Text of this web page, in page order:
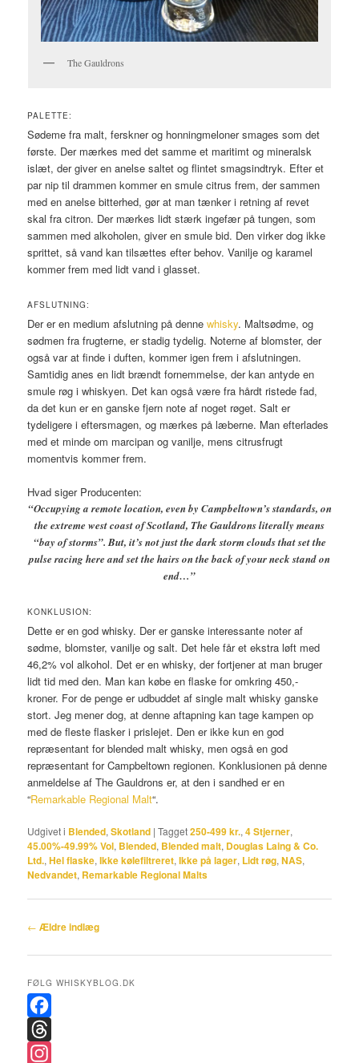
The Gauldrons
PALETTE:
Sødeme fra malt, ferskner og honningmeloner smages som det
første. Der mærkes med det samme et maritimt og mineralsk
islæt, der giver en anelse saltet og flintet smagsindtryk. Efter et
par nip til drammen kommer en smule citrus frem, der sammen
med en anelse bitterhed, gør at man tænker i retning af revet
skal fra citron. Der mærkes lidt stærk ingefær på tungen, som
sammen med alkoholen, giver en smule bid. Den virker dog ikke
sprittet, så vand kan tilsættes efter behov. Vanilje og karamel
kommer frem med lidt vand i glasset.
AFSLUTNING:
Der er en medium afslutning på dennewhisky. Maltsødme, og
sødmen fra frugterne, er stadig tydelig. Noterne af blomster, der
også var at finde i duften, kommer igen frem i afslutningen.
Samtidig anes en lidt brændt fornemmelse, der kan antyde en
smule røg i whiskyen. Det kan også være fra hårdt ristede fad,
da det kun er en ganske fjern note af noget røget. Salt er
tydeligere i eftersmagen, og mærkes på læberne. Man efterlades
med et minde om marcipan og vanilje, mens citrusfrugt
momentvis kommer frem.
Hvad siger Producenten:
“Occupying a remote location, even by Campbeltown’s standards, on
the extreme west coast of Scotland, The Gauldrons literally means
“bay of storms”. But, it’s not just the dark storm clouds that set the
pulse racing here and set the hairs on the back of your neck stand on
end…”
KONKLUSION:
Dette er en god whisky. Der er ganske interessante noter af
sødme, blomster, vanilje og salt. Det hele får et ekstra løft med
46,2% vol alkohol. Det er en whisky, der fortjener at man bruger
lidt tid med den. Man kan købe en flaske for omkring 450,-
kroner. For de penge er udbuddet af single malt whisky ganske
stort. Jeg mener dog, at denne aftapning kan tage kampen op
med de fleste flasker i prislejet. Den er ikke kun en god
repræsentant for blended malt whisky, men også en god
repræsentant for Campbeltown regionen. Konklusionen på denne
anmeldelse af The Gauldrons er, at den i sandhed er en
“Remarkable Regional Malt“.
Udgivet i Blended,Skotland |Tagget250-499 kr.,4 Stjerner,
45.00%-49.99% Vol, Blended, Blended malt, Douglas Laing & Co.
Ltd.,Hel flaske,Ikke kølefiltreret,Ikke på lager, Lidt røg,NAS,
Nedvandet, Remarkable Regional Malts
Indlægsnavigation
← Ældre indlæg
FØLG WHISKYBLOG.DK
F
aT